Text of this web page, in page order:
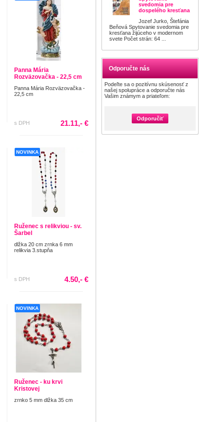
svedomia pre
dospelého kresťana
Jozef Jurko, Štefánia
Beňová Spytovanie svedomia pre
kresťana žijúceho v modernom
svete Počet strán: 64 ...
Odporučte nás
Podeľte sa o pozitívnu skúsenosť z
našej spolupráce a odporučte nás
Vašim známym a priateľom:
Odporučiť
Panna Mária
Rozväzovačka - 22,5 cm
Panna Mária Rozväzovačka -
22,5 cm
s DPH 21.11,- €
NOVINKA
Ruženec s relikviou - sv.
Šarbel
dlžka 20 cm zrnka 6 mm
relikvia 3.stupňa
s DPH 4.50,- €
NOVINKA
Ruženec - ku krvi
Kristovej
zrnko 5 mm dlžka 35 cm